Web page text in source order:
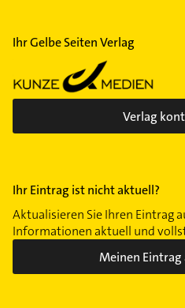
Ihr Gelbe Seiten Verlag
Verlag
Ihr Eintrag ist nicht aktuell?
Aktualisieren Sie Ihren Eintrag
Informationen aktuell und
Meinen